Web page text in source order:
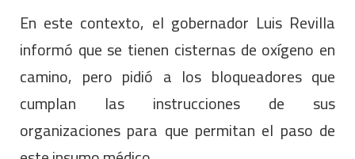
En este contexto, el gobernador Luis Revilla
informó que se tienen cisternas de oxígeno en
camino, pero pidió a los bloqueadores que
cumplan las instrucciones de sus
organizaciones para que permitan el paso de